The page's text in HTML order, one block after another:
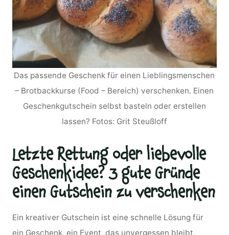
Das passende Geschenk für einen Lieblingsmenschen
– Brotbackkurse (Food – Bereich) verschenken. Einen
Geschenkgutschein selbst basteln oder erstellen
lassen? Fotos: Grit Steußloff
Letzte Rettung oder liebevolle
Geschenkidee? 3 gute Gründe
einen Gutschein zu verschenken
Ein kreativer Gutschein ist eine schnelle Lösung für
ein Geschenk, ein Event, das unvergessen bleibt.